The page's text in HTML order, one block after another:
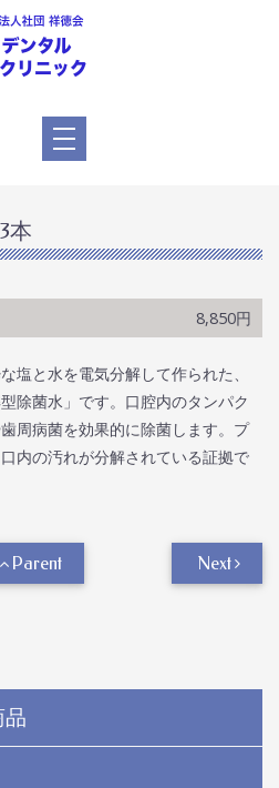
本
8,850円
塩と水を電気分解して作られた、
除菌水」です。口腔内のタンパク
周病菌を効果的に除菌します。プ
内の汚れが分解されている証拠で
Parent Next
品